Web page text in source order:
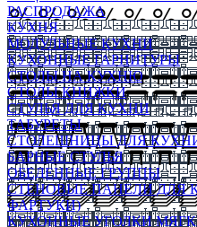
РАСПРОДАЖА
КУХНЯ
МОДУЛЬНЫЕ КУХНИ
КУХОННЫЕ ГАРНИТУРЫ
СТОЛЫ НА КУХНЮ
СТОЛЫ КНИЖКИ
СТУЛЬЯ ДЛЯ КУХНИ
ТАБУРЕТЫ
СТОЛЕШНИЦЫ ДЛЯ
БАРНЫЕ СТУЛЬЯ
ОБЕДЕННЫЕ ГРУППЫ
СТЕНОВЫЕ ПАНЕЛИ ДЛЯ
ФАРТУКИ)
КУХОННЫЕ УГОЛКИ